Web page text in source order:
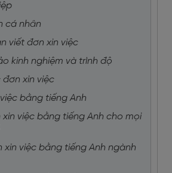
cá nhân
viết đơn xin việc
kinh nghiệm và trình độ
đơn xin việc
bằng tiếng Anh
xin việc bằng tiếng Anh cho mọi
xin việc bằng tiếng Anh ngành